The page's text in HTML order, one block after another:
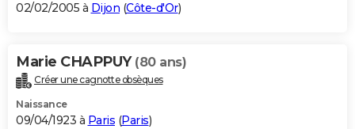
02/02/2005 à Dijon (Côte-d'Or)
Marie CHAPPUY (80 ans)
Créer une cagnotte obsèques
Naissance
09/04/1923 à Paris (Paris)